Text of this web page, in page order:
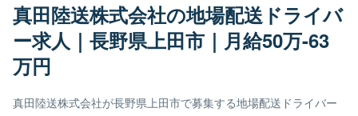
真田陸送株式会社の地場配送ドライバ
ー求人｜長野県上田市｜月給50万-63
万円
真田陸送株式会社が長野県上田市で募集する地場配送ドライバー